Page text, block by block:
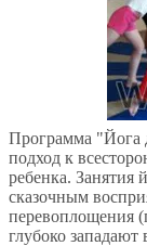
Программа "Йога
подход к
ребенка. Занятия
сказочным
перевоплощения
глубоко западают